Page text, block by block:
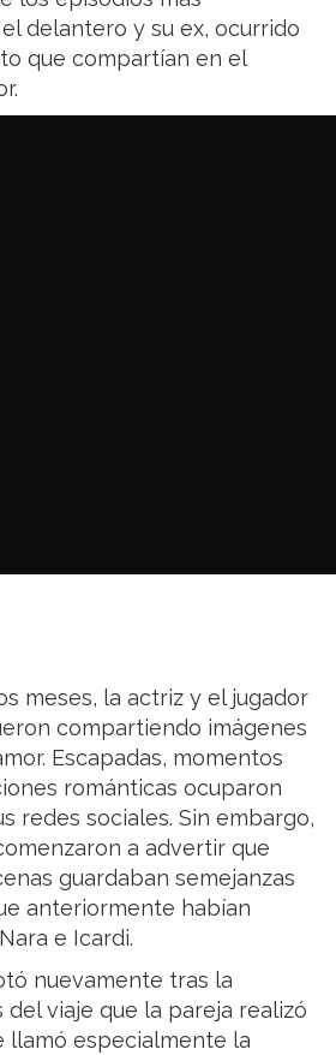
delantero y su ex, ocurrido
que compartían en el
meses, la actriz y el jugador
compartiendo imágenes
Escapadas, momentos
románticas ocuparon
redes sociales. Sin embargo,
a advertir que
guardaban semejanzas
anteriormente habían
e Icardi.
nuevamente tras la
viaje que la pareja realizó
llamó especialmente la